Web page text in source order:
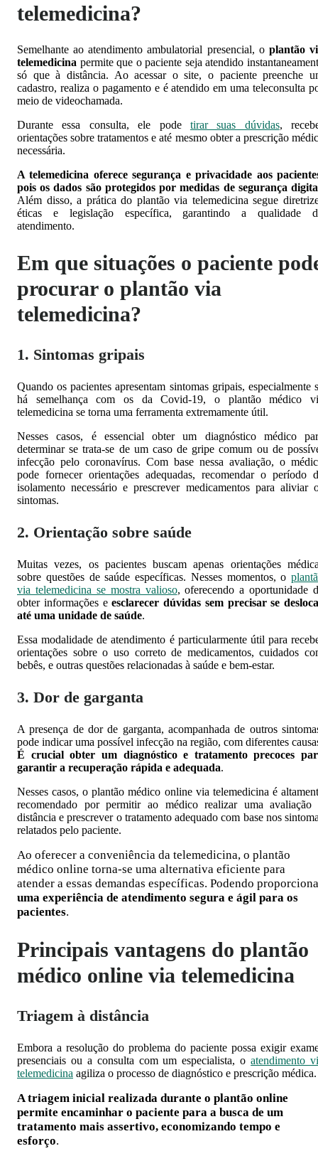
telemedicina?
Semelhante ao atendimento ambulatorial presencial, o plantão
telemedicina permite que o paciente seja atendido
só que à distância. Ao acessar o site, o paciente preenche
cadastro, realiza o pagamento e é atendido em uma teleconsulta
meio de videochamada.
Durante essa consulta, ele pode tirar suas dúvidas,
orientações sobre tratamentos e até mesmo obter a prescrição
necessária.
A telemedicina oferece segurança e privacidade aos
pois os dados são protegidos por medidas de segurança
Além disso, a prática do plantão via telemedicina segue
éticas e legislação específica, garantindo a qualidade
atendimento.
Em que situações o paciente
procurar o plantão via
telemedicina?
1. Sintomas gripais
Quando os pacientes apresentam sintomas gripais, especialmente
há semelhança com os da Covid-19, o plantão médico
telemedicina se torna uma ferramenta extremamente útil.
Nesses casos, é essencial obter um diagnóstico médico
determinar se trata-se de um caso de gripe comum ou de
infecção pelo coronavírus. Com base nessa avaliação, o
pode fornecer orientações adequadas, recomendar o período
isolamento necessário e prescrever medicamentos para aliviar
sintomas.
2. Orientação sobre saúde
Muitas vezes, os pacientes buscam apenas orientações
sobre questões de saúde específicas. Nesses momentos, o
via telemedicina se mostra valioso, oferecendo a oportunidade
obter informações eesclarecer dúvidas sem precisar se
até uma unidade de saúde.
Essa modalidade de atendimento é particularmente útil para
orientações sobre o uso correto de medicamentos, cuidados
bebês, e outras questões relacionadas à saúde e bem-estar.
3. Dor de garganta
A presença de dor de garganta, acompanhada de outros
pode indicar uma possível infecção na região, com diferentes
É crucial obter um diagnóstico e tratamento precoces
garantir a recuperação rápida e adequada.
Nesses casos, o plantão médico online via telemedicina é
recomendado por permitir ao médico realizar uma avaliação
distância e prescrever o tratamento adequado com base nos
relatados pelo paciente.
Ao oferecer a conveniência da telemedicina, o plantão
médico online torna-se uma alternativa eficiente para
atender a essas demandas específicas. Podendo
uma experiência de atendimento segura e ágil para os
pacientes.
Principais vantagens do plantão
médico online via telemedicina
Triagem à distância
Embora a resolução do problema do paciente possa exigir
presenciais ou a consulta com um especialista, oatendimento
telemedicina agiliza o processo de diagnóstico e prescrição
A triagem inicial realizada durante o plantão online
permite encaminhar o paciente para a busca de um
tratamento mais assertivo, economizando tempo e
esforço.